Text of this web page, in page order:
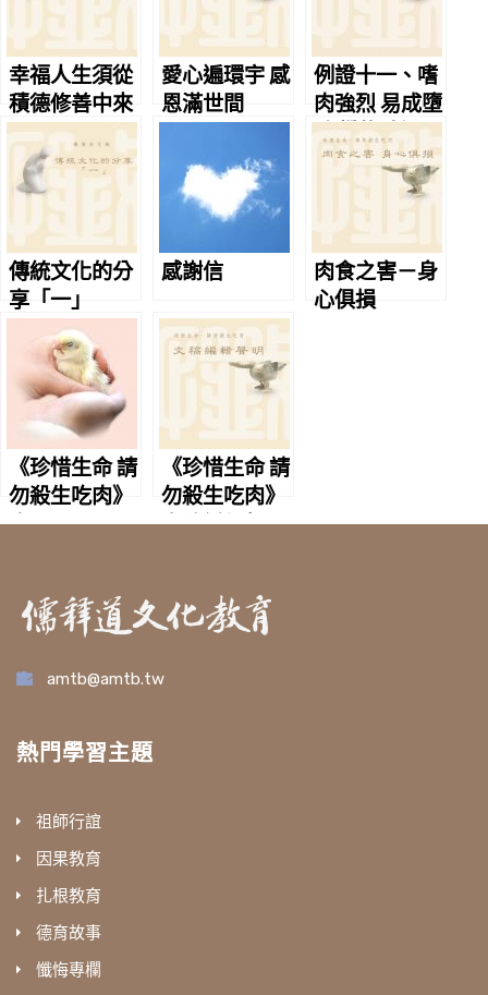
幸福人生須從
積德修善中來
愛心遍環宇 感
恩滿世間
例證十一、嗜
肉強烈 易成墮
胎 懺悔改過一
身輕
傳統文化的分
享「一」
感謝信
肉食之害－身
心俱損
《珍惜生命 請
勿殺生吃肉》
序
《珍惜生命 請
勿殺生吃肉》
文稿編輯聲明
amtb@amtb.tw
熱門學習主題
祖師行誼
因果教育
扎根教育
德育故事
懺悔專欄